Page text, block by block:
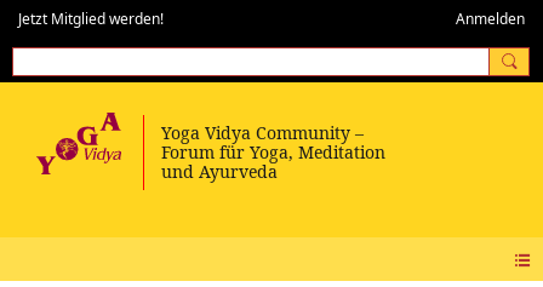
Jetzt Mitglied werden! Anmelden